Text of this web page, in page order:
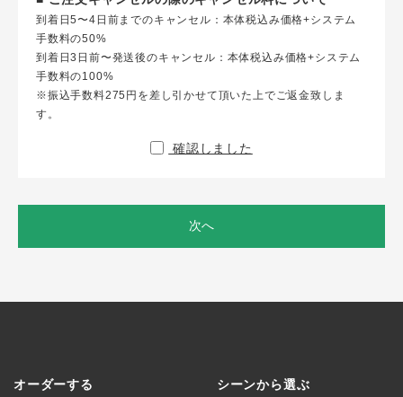
到着日5〜4日前までのキャンセル：本体税込み価格+システム
手数料の50%
到着日3日前〜発送後のキャンセル：本体税込み価格+システム
手数料の100%
※振込手数料275円を差し引かせて頂いた上でご返金致しま
す。
確認しました
次へ
オーダーする シーンから選ぶ